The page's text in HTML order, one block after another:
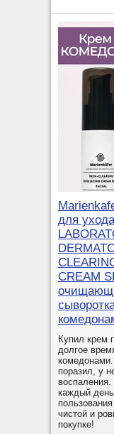
для
CREAM
Купил крем
долгое
поразил, у
каждый
чистой и
покупке!